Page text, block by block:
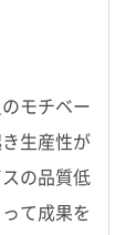
モチベー
生産性が
の品質低
て成果を